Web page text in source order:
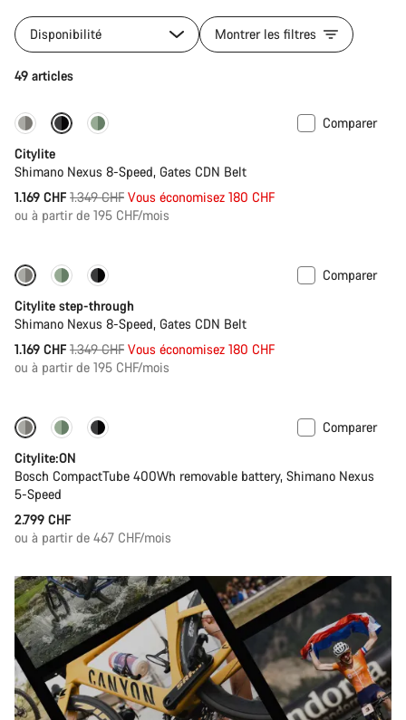
Disponibilité Montrer les filtres
49 articles
-13% Nouveau
Comparer
Citylite
Shimano Nexus 8-Speed, Gates CDN Belt
1.169 CHF Prix
1.349 CHF Vous économisez 180 CHF
ou à partir de 195 CHF/mois
-13% Nouveau
Comparer
Citylite step-through
Shimano Nexus 8-Speed, Gates CDN Belt
1.169 CHF Prix
1.349 CHF Vous économisez 180 CHF
ou à partir de 195 CHF/mois
Performance Line
Comparer
Citylite:ON
Bosch CompactTube 400Wh removable battery, Shimano Nexus
5-Speed
2.799 CHF
ou à partir de 467 CHF/mois